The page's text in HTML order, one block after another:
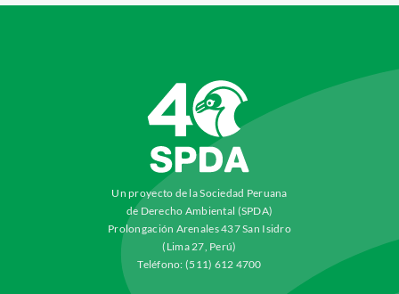
Un proyecto de la Sociedad Peruana
de Derecho Ambiental (SPDA)
Prolongación Arenales 437 San Isidro
(Lima 27, Perú)
Teléfono: (511) 612 4700